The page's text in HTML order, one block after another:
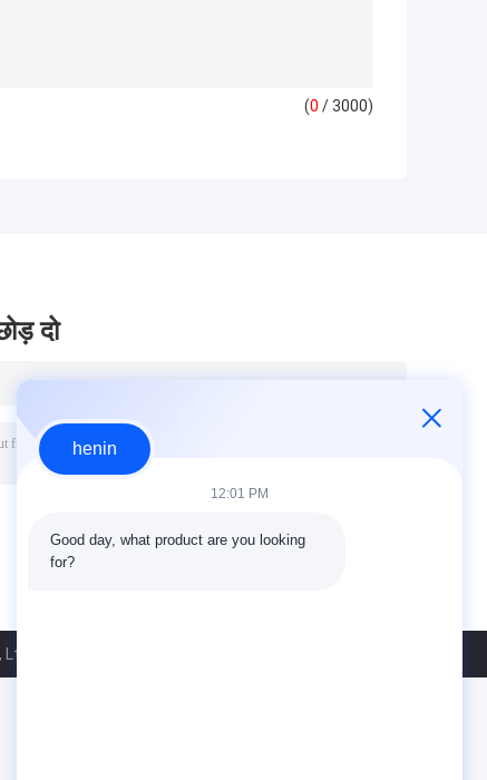
(0 / 3000)
दो
All Rights Reserved.
henin
12:01 PM
Good day, what product are you looking
for?